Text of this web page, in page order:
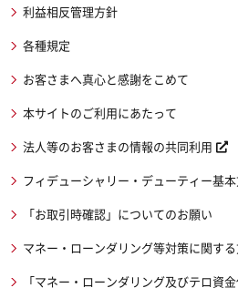
利益相反管理方針
各種規定
お客さまへ真心と感謝をこめて
本サイトのご利用にあたって
法人等のお客さまの情報の共同利用
フィデューシャリー・デューティー基
「お取引時確認」についてのお願い
マネー・ローンダリング等対策に関す
「マネー・ローンダリング及びテロ資